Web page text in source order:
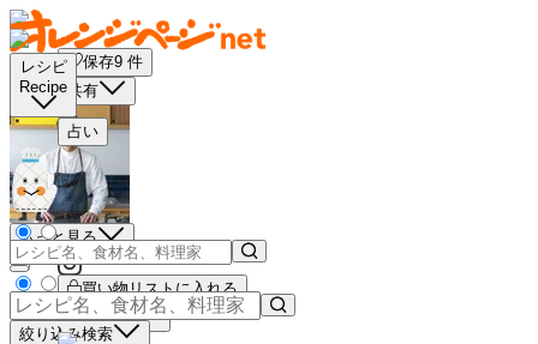
レシピ
Recipe
占い
絞り込み検索
保存9 件
共有
もっと見る
買い物リストに入れる
材料コピー